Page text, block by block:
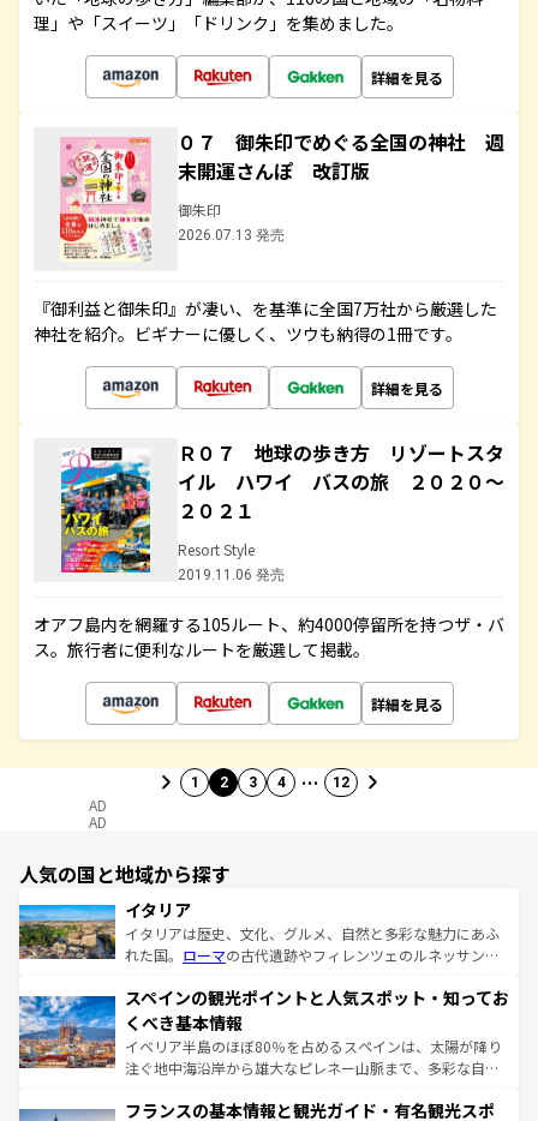
理」や「スイーツ」「ドリンク」を集めました。
詳細を見る
０７ 御朱印でめぐる全国の神社 週
末開運さんぽ 改訂版
御朱印
2026.07.13 発売
『御利益と御朱印』が凄い、を基準に全国7万社から厳選した
神社を紹介。ビギナーに優しく、ツウも納得の1冊です。
詳細を見る
Ｒ０７ 地球の歩き方 リゾートスタ
イル ハワイ バスの旅 ２０２０～
２０２１
Resort Style
2019.11.06 発売
オアフ島内を網羅する105ルート、約4000停留所を持つザ・バ
ス。旅行者に便利なルートを厳選して掲載。
詳細を見る
1 2 3 4 … 12
AD
AD
人気の国と地域から探す
イタリア
イタリアは歴史、文化、グルメ、自然と多彩な魅力にあふ
れた国。 ローマの古代遺跡やフィレンツェのルネッサンス
ろん、トスカーナの美しい田園風景やアマルフィ海岸の絶
景など、自然景観も見逃せない。観光の合間には、本場の
ピザやパスタなど、絶品のイタリア料理を堪能することも
できる。朝目覚めてから夜眠るまで、すべての瞬間を楽し
なお、新着のイタリア情報はコンテンツ一覧を参照してほ
スペインの観光ポイントと人気スポット・知ってお
くべき基本情報
イベリア半島のほぼ80％を占めるスペインは、太陽が降り
注ぐ地中海沿岸から雄大なピレネー山脈まで、多彩な自然
文化が根付くこの国では、情熱的なフラメンコ、熱気あふ
フランスの基本情報と観光ガイド・有名観光スポ